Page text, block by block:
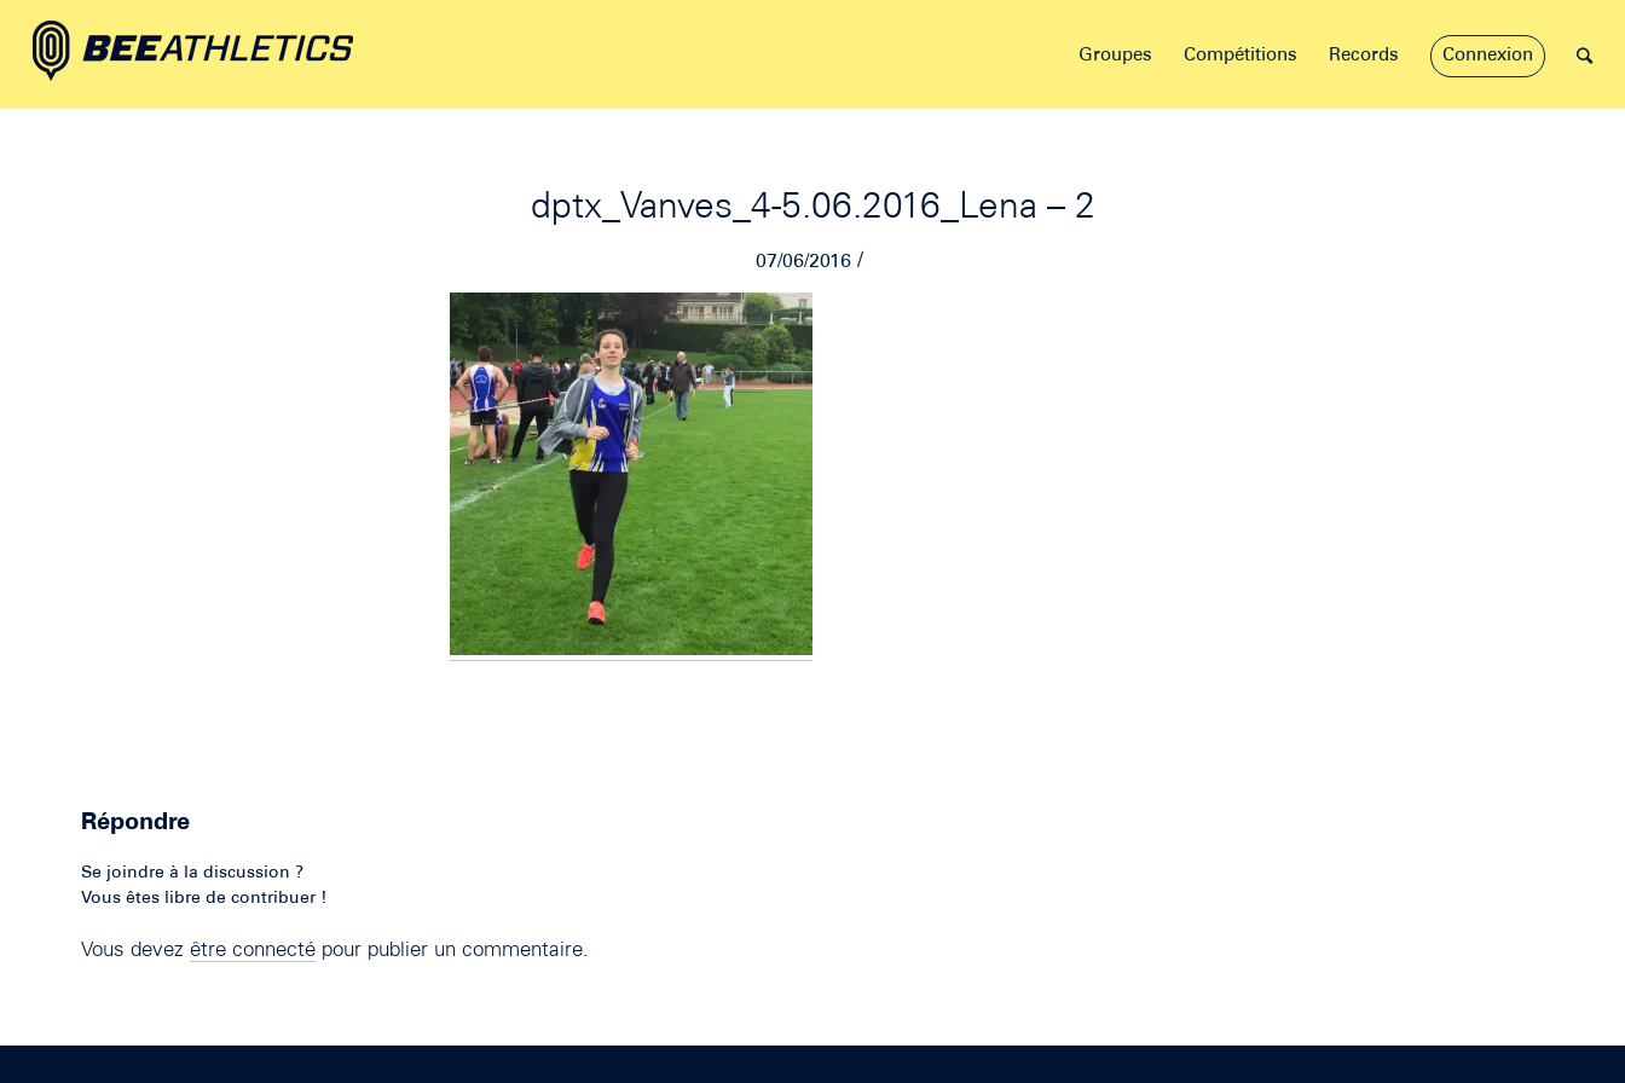
Groupes Compétitions Records Connexion
dptx_Vanves_4-5.06.2016_Lena – 2
07/06/2016 /
Répondre
Se joindre à la discussion ?
Vous êtes libre de contribuer !
Vous devez être connecté pour publier un commentaire.